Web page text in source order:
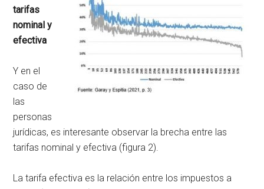
tarifas
nominal y
efectiva
Y en el
caso de
las
personas
jurídicas, es interesante observar la brecha entre las
tarifas nominal y efectiva (figura 2).
La tarifa efectiva es la relación entre los impuestos a